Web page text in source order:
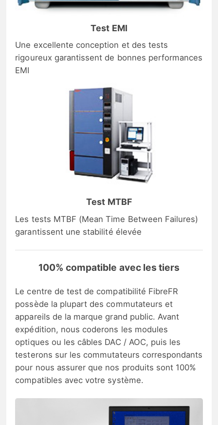
Test EMI
Une excellente conception et des tests
rigoureux garantissent de bonnes performances
EMI
Test MTBF
Les tests MTBF (Mean Time Between Failures)
garantissent une stabilité élevée
100% compatible avec les tiers
Le centre de test de compatibilité FibreFR
possède la plupart des commutateurs et
appareils de la marque grand public. Avant
expédition, nous coderons les modules
optiques ou les câbles DAC / AOC, puis les
testerons sur les commutateurs correspondants
pour nous assurer que nos produits sont 100%
compatibles avec votre système.